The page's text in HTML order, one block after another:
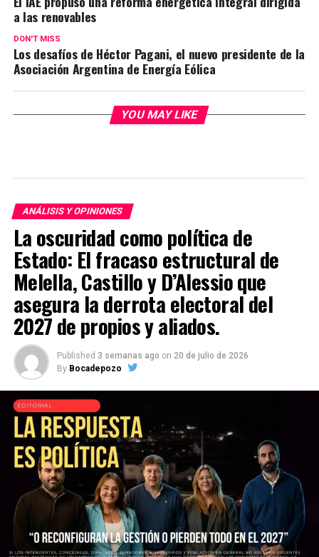
a las renovables
DON'T MISS
Los desafíos de Héctor Pagani, el nuevo presidente de la
Asociación Argentina de Energía Eólica
YOU MAY LIKE
ANÁLISIS Y OPINIONES
La oscuridad como política de
Estado: El fracaso estructural de
Melella, Castillo y D’Alessio que
asegura la derrota electoral del
2027 de propios y aliados.
Published 3 semanas ago on 20 de julio de 2026
By Bocadepozo